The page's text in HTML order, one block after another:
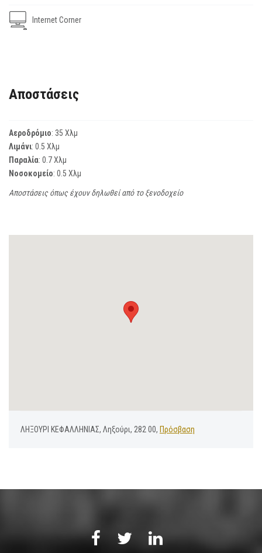
Internet Corner
Αποστάσεις
Αεροδρόμιο: 35 Χλμ
Λιμάνι: 0.5 Χλμ
Παραλία: 0.7 Χλμ
Νοσοκομείο: 0.5 Χλμ
Αποστάσεις όπως έχουν δηλωθεί από το ξενοδοχείο
ΛΗΞΟΥΡΙ ΚΕΦΑΛΛΗΝΙΑΣ, Ληξούρι, 282 00, Πρόσβαση